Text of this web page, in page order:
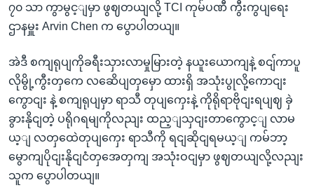
၇၀ သာ ကွာမွင့ျမှာ ဖွဈတယျလို့ TCI ကုမ်ပဏီ ကွီးကွပျရေး
ဌာနမှူး Arvin Chen က ပွောပါတယျ။
အဲဒီ စကျရုပျကိုခရီးသှားလာမှုမြားတဲ့ နယူးယောကျနဲ့ စငျ်ကာပူ
လိုမွို့ကွီးတှကေ လဆေိပျတှမှော ထားရှိ အသုံးပွုလို့ကောငျး
ကွောငျး နဲ့ စကျရုပျမှာ ရာသီ တုပျကှေးနဲ့ ကိုရိုရာဗိုငျးရပျဈ ခှဲ
ခွားနိုငျတဲ့ ပရိုဂရမျကိုလညျး ထည့ျသှငျးတာကွောင့ျ လာမ
ယ့ျ လတှထေဲတုပျကှေး ရာသီကို ရငျဆိုငျရမယ့ျ ကမ်ဘာ့
မွောကျပိုငျးနိုငျငံတှအေတှကျ အသုံးဝငျမှာ ဖွဈတယျလို့လညျး
သူက ပွောပါတယျ။